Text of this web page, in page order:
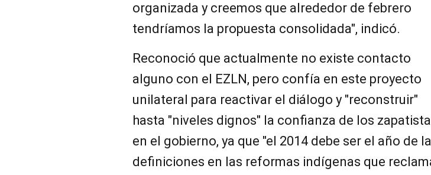
organizada y creemos que alrededor de febrero
tendríamos la propuesta consolidada", indicó.
Reconoció que actualmente no existe contacto
alguno con el EZLN, pero confía en este proyecto
unilateral para reactivar el diálogo y "reconstruir"
hasta "niveles dignos" la confianza de los
en el gobierno, ya que "el 2014 debe ser el año de
definiciones en las reformas indígenas que